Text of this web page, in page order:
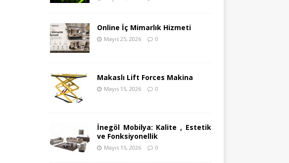
Online İç Mimarlık Hizmeti
Mayıs 25, 2026 0
Makaslı Lift Forces Makina
Mayıs 15, 2026 0
İnegöl Mobilya: Kalite , Estetik
ve Fonksiyonellik
Mayıs 15, 2026 0